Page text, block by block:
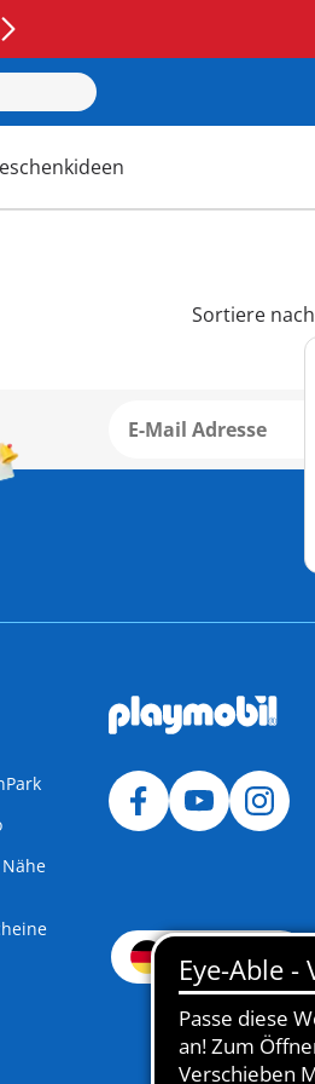
Sortiere nach
Deutschland